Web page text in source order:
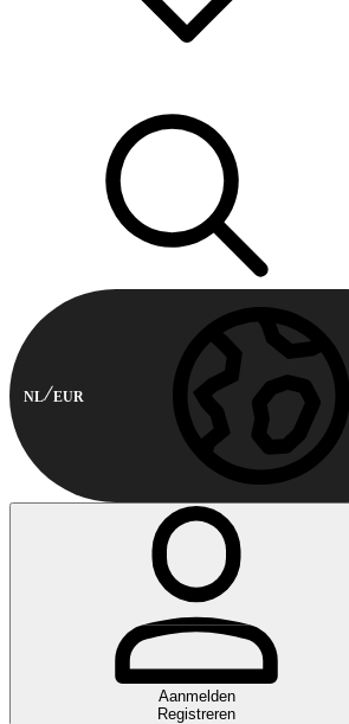
NL EUR
Aanmelden
Registreren